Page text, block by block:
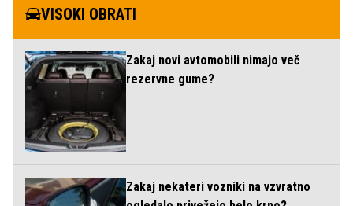
VISOKI OBRATI
Zakaj novi avtomobili nimajo več
rezervne gume?
Zakaj nekateri vozniki na vzvratno